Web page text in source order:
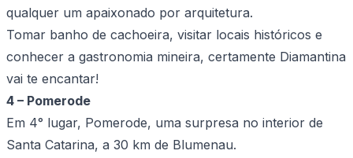
qualquer um apaixonado por arquitetura.
Tomar banho de cachoeira, visitar locais históricos e
conhecer a gastronomia mineira, certamente Diamantina
vai te encantar!
4 – Pomerode
Em 4° lugar, Pomerode, uma surpresa no interior de
Santa Catarina, a 30 km de Blumenau.